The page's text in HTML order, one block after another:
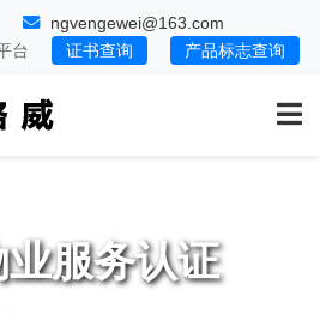
ngvengewei@163.com
台 证书查询 产品标志查询
服务认证